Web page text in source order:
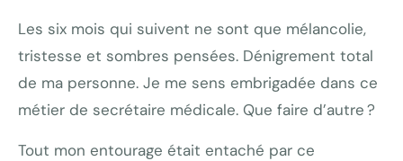
Les six mois qui suivent ne sont que mélancolie,
tristesse et sombres pensées. Dénigrement total
de ma personne. Je me sens embrigadée dans ce
métier de secrétaire médicale. Que faire d’autre ?
Tout mon entourage était entaché par ce